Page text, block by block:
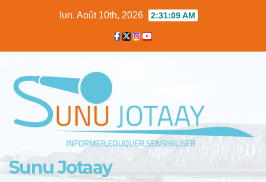
lun. Août 10th, 2026 2:31:10 AM
Sunu Jotaay